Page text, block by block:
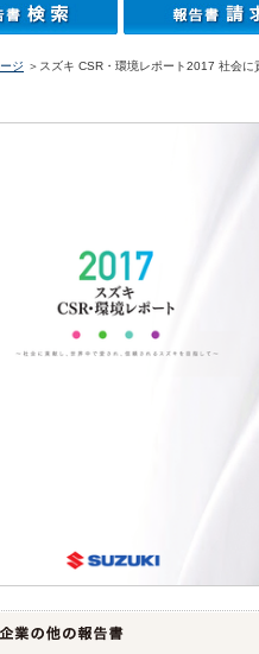
ジ ＞スズキ CSR・環境レポート2017 社会